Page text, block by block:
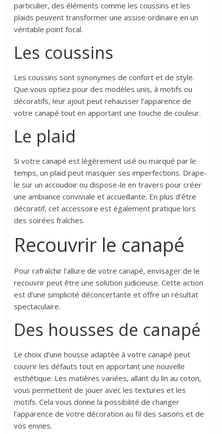
particulier, des éléments comme les coussins et les
plaids peuvent transformer une assise ordinaire en un
véritable point focal.
Les coussins
Les coussins sont synonymes de confort et de style.
Que vous optiez pour des modèles unis, à motifs ou
décoratifs, leur ajout peut rehausser l’apparence de
votre canapé tout en apportant une touche de couleur.
Le plaid
Si votre canapé est légèrement usé ou marqué par le
temps, un plaid peut masquer ses imperfections. Drape-
le sur un accoudoir ou dispose-le en travers pour créer
une ambiance conviviale et accueillante. En plus d’être
décoratif, cet accessoire est également pratique lors
des soirées fraîches.
Recouvrir le canapé
Pour rafraîchir l’allure de votre canapé, envisager de le
recouvrir peut être une solution judicieuse. Cette action
est d’une simplicité déconcertante et offre un résultat
spectaculaire.
Des housses de canapé
Le choix d’une housse adaptée à votre canapé peut
couvrir les défauts tout en apportant une nouvelle
esthétique. Les matières variées, allant du lin au coton,
vous permettent de jouer avec les textures et les
motifs. Cela vous donne la possibilité de changer
l’apparence de votre décoration au fil des saisons et de
vos envies.